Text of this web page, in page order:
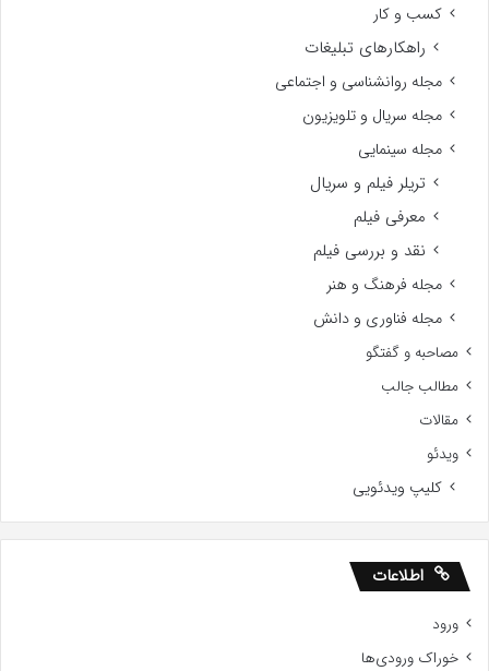
کسب و کار
راهکارهای تبلیغات
مجله روانشناسی و اجتماعی
مجله سریال و تلویزیون
مجله سینمایی
تریلر فیلم و سریال
معرفی فیلم
نقد و بررسی فیلم
مجله فرهنگ و هنر
مجله فناوری و دانش
مصاحبه و گفتگو
مطالب جالب
مقالات
ویدئو
کلیپ ویدئویی
اطلاعات
ورود
خوراک ورودی‌ها